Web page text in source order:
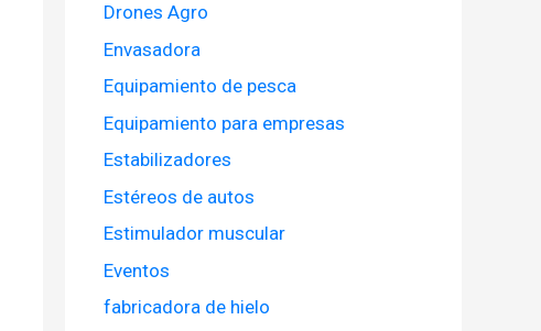
Drones Agro
Envasadora
Equipamiento de pesca
Equipamiento para empresas
Estabilizadores
Estéreos de autos
Estimulador muscular
Eventos
fabricadora de hielo